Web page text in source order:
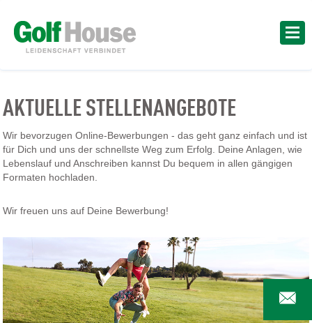
AKTUELLE STELLENANGEBOTE
Wir bevorzugen Online-Bewerbungen - das geht ganz einfach und ist
für Dich und uns der schnellste Weg zum Erfolg. Deine Anlagen, wie
Lebenslauf und Anschreiben kannst Du bequem in allen gängigen
Formaten hochladen.
Wir freuen uns auf Deine Bewerbung!